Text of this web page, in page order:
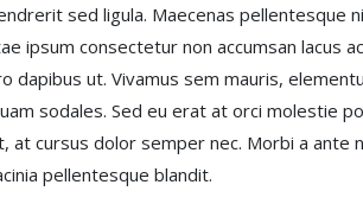
sed ligula. Maecenas pellentesque
ipsum consectetur non accumsan lacus
dapibus ut. Vivamus sem mauris,
sodales. Sed eu erat at orci molestie
cursus dolor semper nec. Morbi a ante
pellentesque blandit.